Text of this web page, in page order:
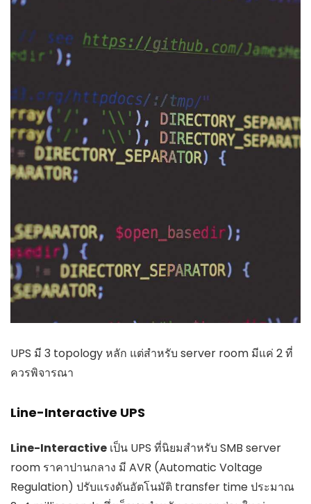
UPS มี 3 topology หลัก แต่สำหรับ server room มีแค่ 2 ที่
ควรพิจารณา
Line-Interactive UPS
Line-Interactive เป็น UPS ที่นิยมสำหรับ SMB server
room ราคาปานกลาง มี AVR (Automatic Voltage
Regulation) ปรับแรงดันอัตโนมัติ transfer time ประมาณ